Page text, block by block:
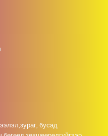
бусад